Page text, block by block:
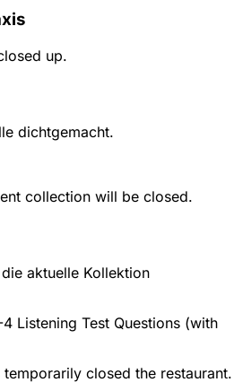
up.
dichtgemacht.
collection will be closed.
aktuelle Kollektion
Listening Test Questions (with
closed the restaurant.